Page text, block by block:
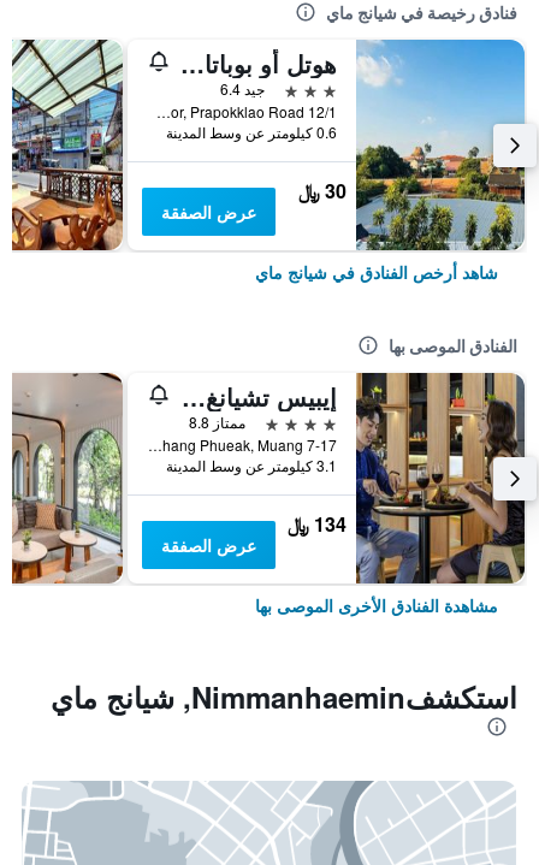
فنادق رخيصة في شيانج ماي
هوتل أو بوباتارا تشيانغماي
3 نجوم
جيد 6.4
12/1 Soi 4 Kor, Prapokklao Road, شيانج ماي, تايلاند
0.6 كيلومتر عن وسط المدينة
30 ﷼
عرض الصفقة
شاهد أرخص الفنادق في شيانج ماي
الفنادق الموصى بها
إيبيس تشيانغ ماي نيمان جورنيوب
4 نجوم
ممتاز 8.8
7-17 Moo 2, Huay Kaew Road Chang Phueak, Muang, شيانج ماي, تايلاند
3.1 كيلومتر عن وسط المدينة
134 ﷼
عرض الصفقة
مشاهدة الفنادق الأخرى الموصى بها
استكشفNimmanhaemin, شيانج ماي